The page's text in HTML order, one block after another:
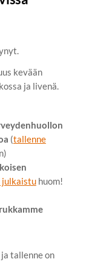
kevään
ja livenä.
(tallenne
julkaistuhuom!
tallenne on